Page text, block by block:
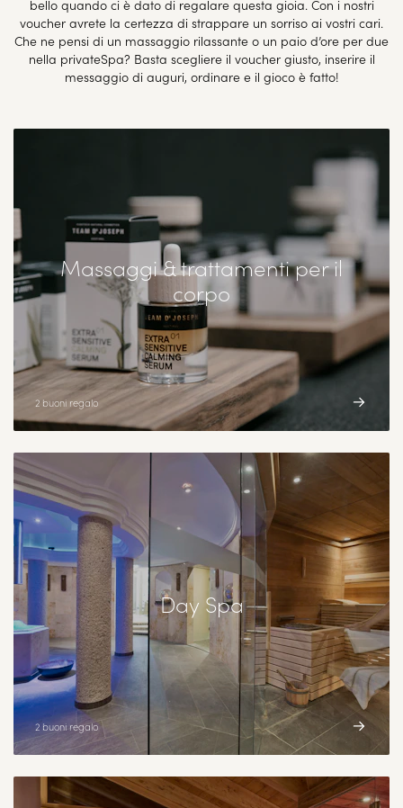
bello quando ci è dato di regalare questa gioia. Con i nostri
voucher avrete la certezza di strappare un sorriso ai vostri cari.
Che ne pensi di un massaggio rilassante o un paio d’ore per due
nella privateSpa? Basta scegliere il voucher giusto, inserire il
messaggio di auguri, ordinare e il gioco è fatto!
Massaggi & trattamenti per il
corpo
2 buoni regalo
Day Spa
2 buoni regalo